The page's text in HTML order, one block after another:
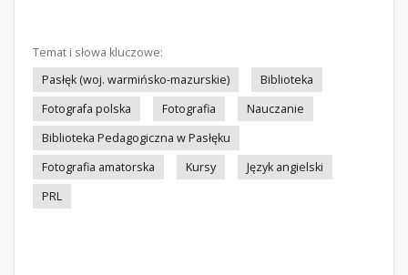
Temat i słowa kluczowe:
Pasłęk (woj. warmińsko-mazurskie)
Biblioteka
Fotografa polska
Fotografia
Nauczanie
Biblioteka Pedagogiczna w Pasłęku
Fotografia amatorska
Kursy
Język angielski
PRL